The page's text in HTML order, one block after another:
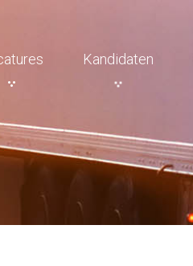
Kandidaten